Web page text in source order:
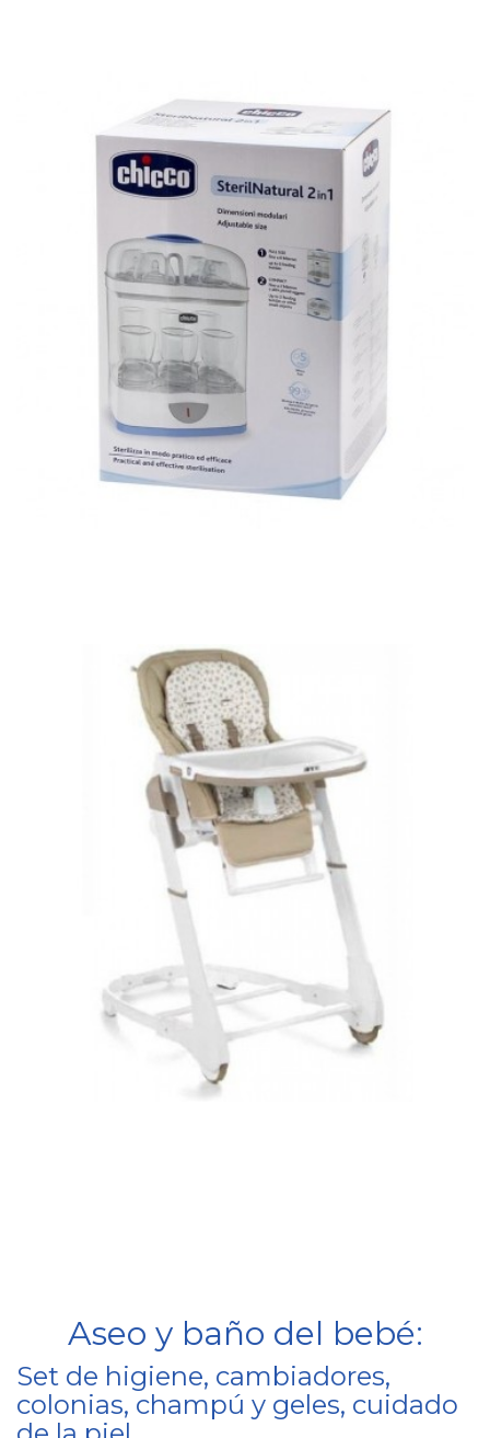
Aseo y baño del bebé:
Set de higiene, cambiadores,
colonias, champú y geles, cuidado